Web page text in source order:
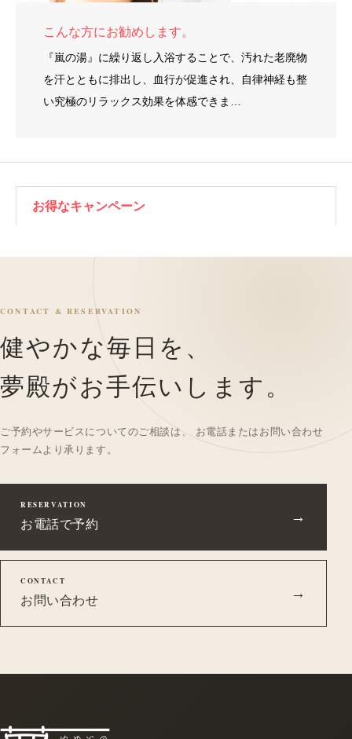
こんな方にお勧めします。
『嵐の湯』に繰り返し入浴することで、汚れた老廃物
を汗とともに排出し、血行が促進され、自律神経も整
い究極のリラックス効果を体感できま…
お得なキャンペーン
CONTACT & RESERVATION
健やかな毎日を、
夢殿がお手伝いします。
ご予約やサービスについてのご相談は、 お電話またはお問い合わせ
フォームより承ります。
RESERVATION
お電話で予約 →
CONTACT
お問い合わせ →